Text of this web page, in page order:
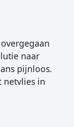
naar
pijnloos.
netvlies in